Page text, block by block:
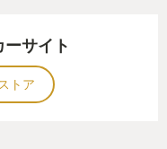
サイト
トア